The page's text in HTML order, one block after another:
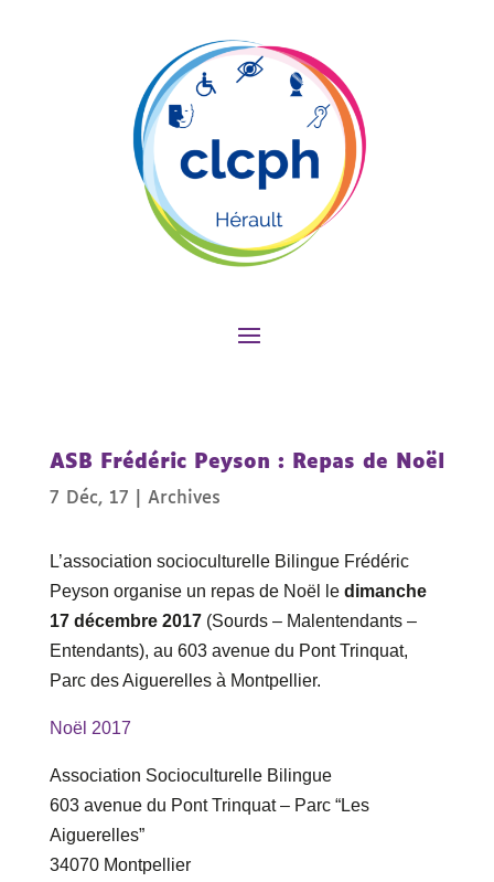
ASB Frédéric Peyson : Repas de Noël
7 Déc, 17 Archives
L’association socioculturelle Bilingue Frédéric
Peyson organise un repas de Noël le dimanche
17 décembre 2017(Sourds – Malentendants –
Entendants), au 603 avenue du Pont Trinquat,
Parc des Aiguerelles à Montpellier.
Noël 2017
Association Socioculturelle Bilingue
603 avenue du Pont Trinquat – Parc “Les
Aiguerelles”
34070 Montpellier